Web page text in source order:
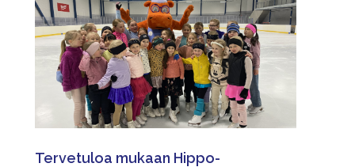
Tervetuloa mukaan Hippo-